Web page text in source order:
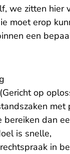
we zitten hier
moet erop
een
op
met
bereiken dan
is snelle,
in